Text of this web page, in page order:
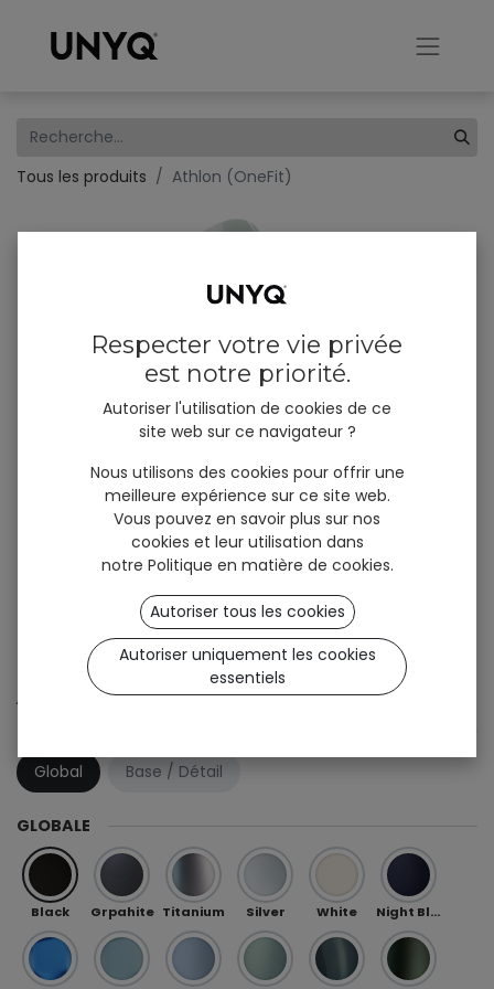
Tous les produits Athlon (OneFit)
Athlon (OneFit)
Global
Base / Détail
GLOBALE
Black Grpahite Titanium Silver White Night Blue
Stay connected!
We innovate, appear, listen and share – often. Let’s
keep in touch! Subscribe to our emails and don’t miss
our news, product launches and #unyqer stories!
Professional (B2B)
User (B2C)
Sign up
Respecter votre vie privée
est notre priorité.
Autoriser l'utilisation de cookies de ce
site web sur ce navigateur ?
Nous utilisons des cookies pour offrir une
meilleure expérience sur ce site web.
Vous pouvez en savoir plus sur nos
cookies et leur utilisation dans
notre Politique en matière de cookies.
Autoriser tous les cookies
Autoriser uniquement les cookies
essentiels